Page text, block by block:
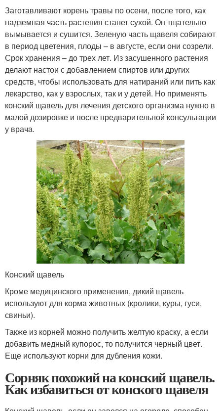
Заготавливают корень травы по осени, после того, как
надземная часть растения станет сухой. Он тщательно
вымывается и сушится. Зеленую часть щавеля собирают
в период цветения, плоды – в августе, если они созрели.
Срок хранения – до трех лет. Из засушенного растения
делают настои с добавлением спиртов или других
средств, чтобы использовать для натираний или пить как
лекарство, как у взрослых, так и у детей. Но применять
конский щавель для лечения детского организма нужно в
малой дозировке и после предварительной консультации
у врача.
Конский щавель
Кроме медицинского применения, дикий щавель
используют для корма животных (кролики, куры, гуси,
свиньи).
Также из корней можно получить желтую краску, а если
добавить медный купорос, то получится черный цвет.
Еще используют корни для дубления кожи.
Сорняк похожий на конский щавель.
Как избавиться от конского щавеля